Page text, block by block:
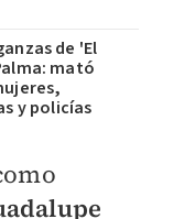
de 'El
mató
y policías